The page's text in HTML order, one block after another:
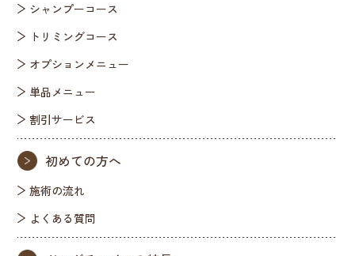
シャンプーコース
トリミングコース
オプションメニュー
単品メニュー
割引サービス
初めての方へ
施術の流れ
よくある質問